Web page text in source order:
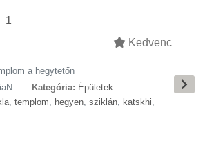
1
Kedvenc
a hegytetőn
Kategória: Épületek
, templom, hegyen, sziklán, katskhi,